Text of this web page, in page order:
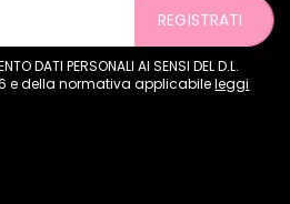
REGISTRATI
DATI PERSONALI AI SENSI DEL D.L.
e della normativa applicabileleggi